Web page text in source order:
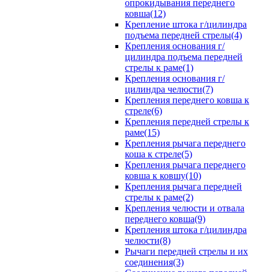
опрокидывания переднего
ковша(12)
Крепление штока г/цилиндра
подъема передней стрелы(4)
Крепления основания г/
цилиндра подъема передней
стрелы к раме(1)
Крепления основания г/
цилиндра челюсти(7)
Крепления переднего ковша к
стреле(6)
Крепления передней стрелы к
раме(15)
Крепления рычага переднего
коша к стреле(5)
Крепления рычага переднего
ковша к ковшу(10)
Крепления рычага передней
стрелы к раме(2)
Крепления челюсти и отвала
переднего ковша(9)
Крепления штока г/цилиндра
челюсти(8)
Рычаги передней стрелы и их
соединения(3)